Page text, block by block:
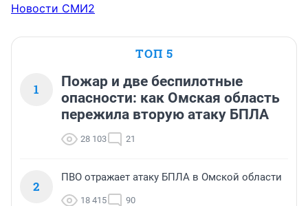
Новости СМИ2
ТОП 5
1
Пожар и две беспилотные
опасности: как Омская область
пережила вторую атаку БПЛА
28 103 21
2
ПВО отражает атаку БПЛА в Омской области
18 415 90